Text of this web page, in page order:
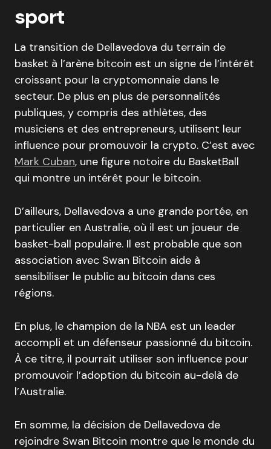
sport
La transition de Dellavedova du terrain de
basket à l’arène bitcoin est un signe de l’intérêt
croissant pour la cryptomonnaie dans le
secteur. De plus en plus de personnalités
publiques, y compris des athlètes, des
musiciens et des entrepreneurs, utilisent leur
influence pour promouvoir la crypto. C’est avec
Mark Cuban, une figure notoire du BasketBall
qui montre un intérêt pour le bitcoin.
D’ailleurs, Dellavedova a une grande portée, en
particulier en Australie, où il est un joueur de
basket-ball populaire. Il est probable que son
association avec Swan Bitcoin aide à
sensibiliser le public au bitcoin dans ces
régions.
En plus, le champion de la NBA est un leader
accompli et un défenseur passionné du bitcoin.
À ce titre, il pourrait utiliser son influence pour
promouvoir l’adoption du bitcoin au-delà de
l’Australie.
En somme, la décision de Dellavedova de
rejoindre Swan Bitcoin montre que le monde du